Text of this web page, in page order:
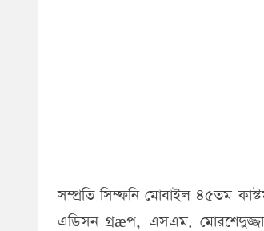
সম্প্রতি সিম্ফনি মোবাইল ৪৫তম
এডিসন গ্রæপ, এসএম.